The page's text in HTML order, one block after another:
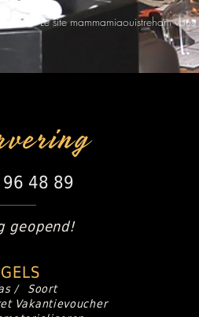
Le site mammamiaouistreham
48 89
geopend!
/
Soort
Vakantievoucher